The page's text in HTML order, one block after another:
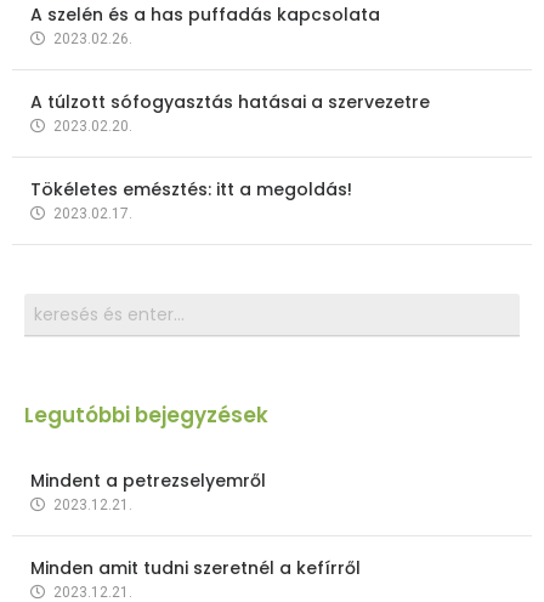
A szelén és a has puffadás kapcsolata
2023.02.26.
A túlzott sófogyasztás hatásai a szervezetre
2023.02.20.
Tökéletes emésztés: itt a megoldás!
2023.02.17.
Legutóbbi bejegyzések
Mindent a petrezselyemről
2023.12.21.
Minden amit tudni szeretnél a kefírről
2023.12.21.